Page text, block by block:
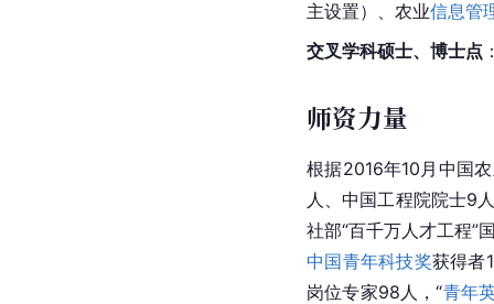
主设置）、农业信息管
交叉学科硕士、博士点
师资力量
根据2016年10月中国
人、中国工程院院士9
社部“百千万人才工程”
中国青年科技奖获得者
岗位专家98人，“青年